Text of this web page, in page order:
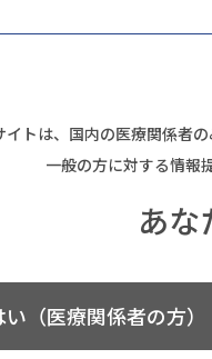
イトは、国内の医療関係者
一般の方に対する情報
あな
い（医療関係者の方）